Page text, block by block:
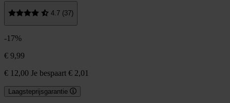
4.7 (37)
-17%
€ 9,99
€ 12,00 Je bespaart € 2,01
Laagsteprijsgarantie